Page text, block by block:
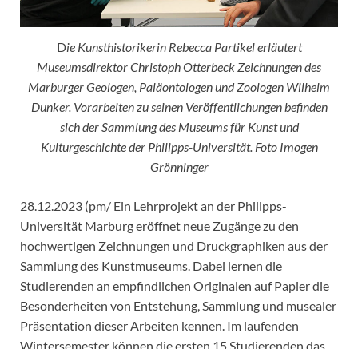
Die Kunsthistorikerin Rebecca Partikel erläutert
Museumsdirektor Christoph Otterbeck Zeichnungen des
Marburger Geologen, Paläontologen und Zoologen Wilhelm
Dunker. Vorarbeiten zu seinen Veröffentlichungen befinden
sich der Sammlung des Museums für Kunst und
Kulturgeschichte der Philipps-Universität. Foto Imogen
Grönninger
28.12.2023 (pm/ Ein Lehrprojekt an der Philipps-
Universität Marburg eröffnet neue Zugänge zu den
hochwertigen Zeichnungen und Druckgraphiken aus der
Sammlung des Kunstmuseums. Dabei lernen die
Studierenden an empfindlichen Originalen auf Papier die
Besonderheiten von Entstehung, Sammlung und musealer
Präsentation dieser Arbeiten kennen. Im laufenden
Wintersemester können die ersten 15 Studierenden das